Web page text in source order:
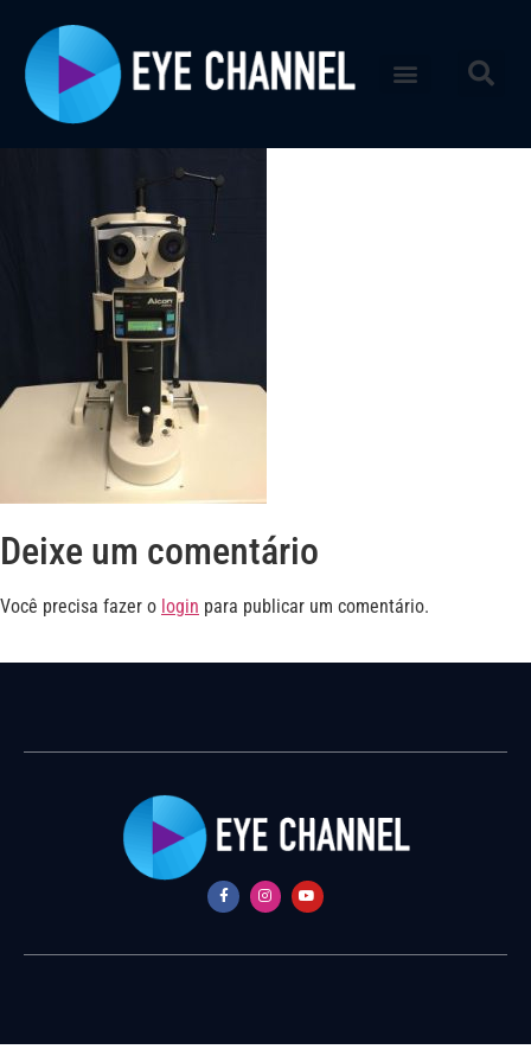
Deixe um comentário
Você precisa fazer o login para publicar um comentário.